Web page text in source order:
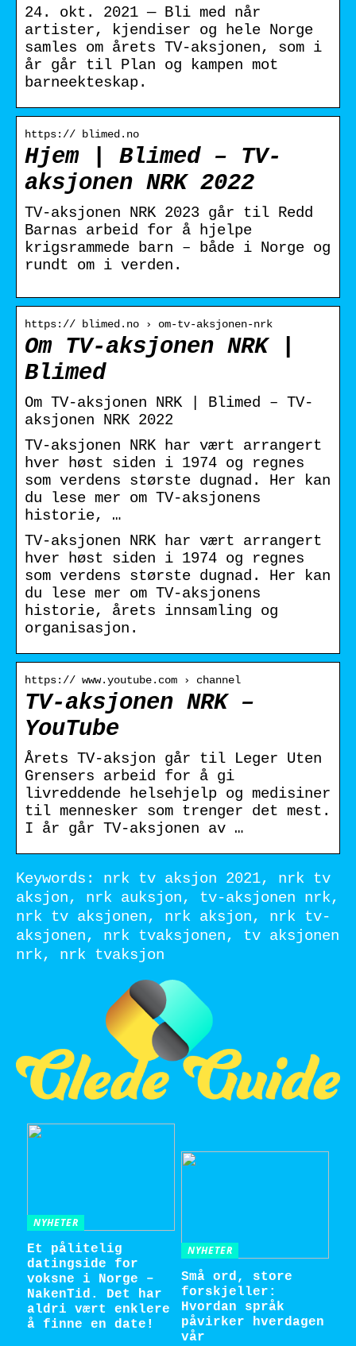
24. okt. 2021 — Bli med når
artister, kjendiser og hele Norge
samles om årets TV-aksjonen, som i
år går til Plan og kampen mot
barneekteskap.
https:// blimed.no
Hjem | Blimed – TV-
aksjonen NRK 2022
TV-aksjonen NRK 2023 går til Redd
Barnas arbeid for å hjelpe
krigsrammede barn – både i Norge og
rundt om i verden.
https:// blimed.no › om-tv-aksjonen-nrk
Om TV-aksjonen NRK |
Blimed
Om TV-aksjonen NRK | Blimed – TV-
aksjonen NRK 2022
TV-aksjonen NRK har vært arrangert
hver høst siden i 1974 og regnes
som verdens største dugnad. Her kan
du lese mer om TV-aksjonens
historie, …
TV-aksjonen NRK har vært arrangert
hver høst siden i 1974 og regnes
som verdens største dugnad. Her kan
du lese mer om TV-aksjonens
historie, årets innsamling og
organisasjon.
https:// www.youtube.com › channel
TV-aksjonen NRK –
YouTube
Årets TV-aksjon går til Leger Uten
Grensers arbeid for å gi
livreddende helsehjelp og medisiner
til mennesker som trenger det mest.
I år går TV-aksjonen av …
Keywords: nrk tv aksjon 2021, nrk tv
aksjon, nrk auksjon, tv-aksjonen nrk,
nrk tv aksjonen, nrk aksjon, nrk tv-
aksjonen, nrk tvaksjonen, tv aksjonen
nrk, nrk tvaksjon
NYHETER
Et pålitelig
datingside for
voksne i Norge –
NakenTid. Det har
aldri vært enklere
å finne en date!
NYHETER
Små ord, store
forskjeller:
Hvordan språk
påvirker hverdagen
vår